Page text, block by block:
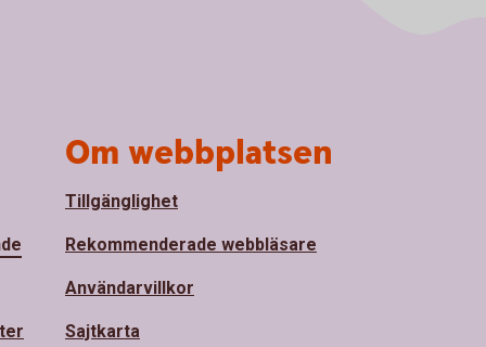
Om webbplatsen
Tillgänglighet
Rekommenderade webbläsare
Användarvillkor
Sajtkarta